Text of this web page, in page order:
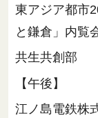
東アジア都市
と鎌倉」内覧
共生共創部
【午後】
江ノ島電鉄株